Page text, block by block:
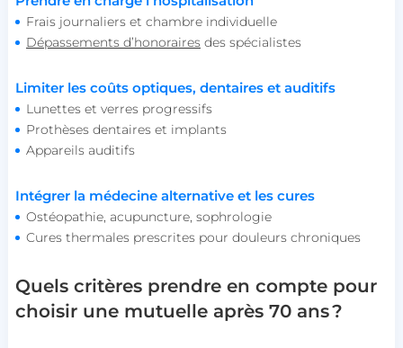
Frais journaliers et chambre individuelle
Dépassements d’honorairesdes spécialistes
Limiter les coûts optiques, dentaires et auditifs
Lunettes et verres progressifs
Prothèses dentaires et implants
Appareils auditifs
Intégrer la médecine alternative et les cures
Ostéopathie, acupuncture, sophrologie
Cures thermales prescrites pour douleurs chroniques
Quels critères prendre en compte pour
choisir une mutuelle après 70 ans ?